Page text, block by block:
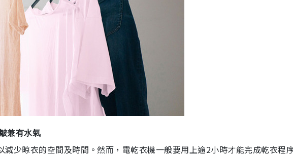
兼有水氣
減少晾衣的空間及時間。然而，電乾衣機一般要用上逾2小時才能完成乾衣程